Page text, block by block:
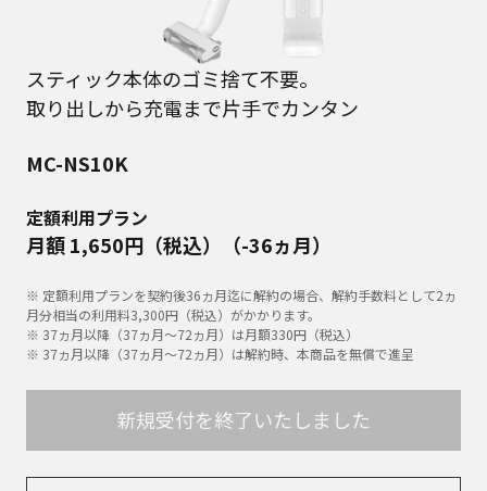
スティック本体のゴミ捨て不要。
取り出しから充電まで⽚⼿でカンタン
MC-NS10K
定額利用プラン
月額 1,650円（税込）（-36ヵ月）
※ 定額利用プランを契約後36ヵ月迄に解約の場合、解約手数料として2ヵ
月分相当の利用料3,300円（税込）がかかります。
※ 37ヵ月以降（37ヵ月〜72ヵ月）は月額330円（税込）
※ 37ヵ月以降（37ヵ月〜72ヵ月）は解約時、本商品を無償で進呈
新規受付を終了いたしました